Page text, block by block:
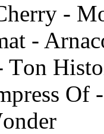
-
-
Tоn
Of